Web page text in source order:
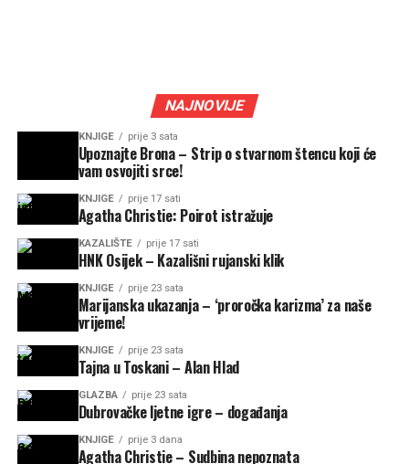
NAJNOVIJE
KNJIGE prije 3 sata
Upoznajte Brona – Strip o stvarnom štencu koji će
vam osvojiti srce!
KNJIGE prije 17 sati
Agatha Christie: Poirot istražuje
KAZALIŠTE prije 17 sati
HNK Osijek – Kazališni rujanski klik
KNJIGE prije 23 sata
Marijanska ukazanja – ‘proročka karizma’ za naše
vrijeme!
KNJIGE prije 23 sata
Tajna u Toskani – Alan Hlad
GLAZBA prije 23 sata
Dubrovačke ljetne igre – događanja
KNJIGE prije 3 dana
Agatha Christie – Sudbina nepoznata